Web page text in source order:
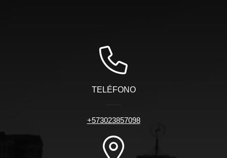
TELÉFONO
+573023857098